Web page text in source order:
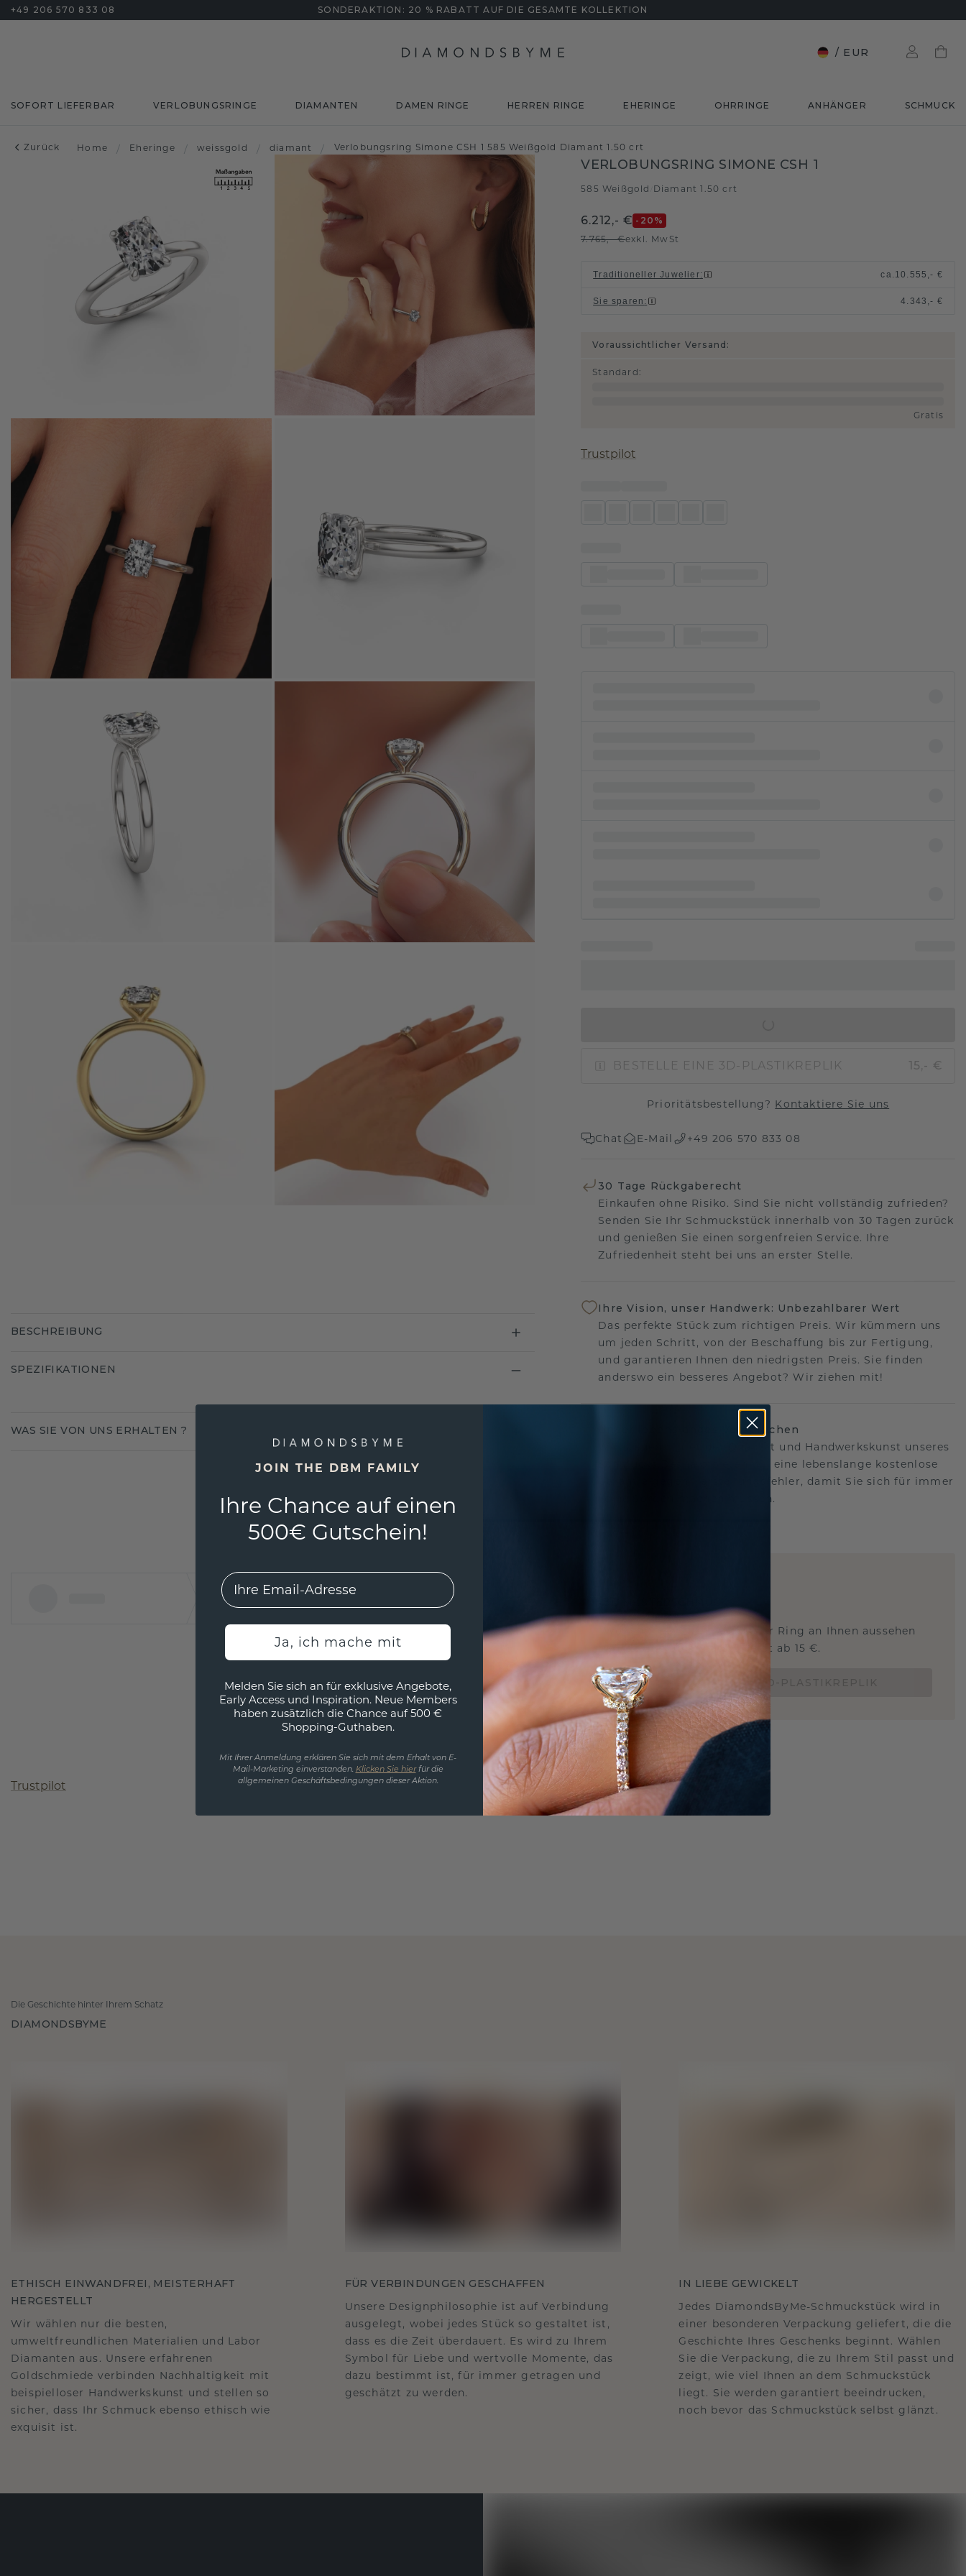
+49 206 570 833 08 SONDERAKTION: 20 % RABATT AUF DIE GESAMTE KOLLEKTION
/ EUR
SOFORT LIEFERBAR VERLOBUNGSRINGE DIAMANTEN DAMEN RINGE HERREN RINGE EHERINGE OHRRINGE ANHÄNGER SCHMUCK
Zurück Home / Eheringe / weissgold / diamant / Verlobungsring Simone CSH 1 585 Weißgold Diamant 1.50 crt
VERLOBUNGSRING SIMONE CSH 1
585 Weißgold Diamant 1.50 crt
6.212,- € -20 %
7.765,- €exkl. MwSt
Traditioneller Juwelier: ca. 10.555,- €
Sie sparen : 4.343,- €
Voraussichtlicher Versand:
Standard :
Gratis
Trustpilot
BESTELLE EINE 3D-PLASTIKREPLIK 15,- €
Prioritätsbestellung? Kontaktiere Sie uns
Chat E-Mail +49 206 570 833 08
30 Tage Rückgaberecht
Einkaufen ohne Risiko. Sind Sie nicht vollständig zufrieden?
Senden Sie Ihr Schmuckstück innerhalb von 30 Tagen zurück
und genießen Sie einen sorgenfreien Service. Ihre
Zufriedenheit steht bei uns an erster Stelle.
Ihre Vision, unser Handwerk: Unbezahlbarer Wert
Das perfekte Stück zum richtigen Preis. Wir kümmern uns
um jeden Schritt, von der Beschaffung bis zur Fertigung,
und garantieren Ihnen den niedrigsten Preis. Sie finden
anderswo ein besseres Angebot? Wir ziehen mit!
Unser lebenslanges Versprechen
Wir stehen hinter der Qualität und Handwerkskunst unseres
Schmucks.Deshalb bieten wir eine lebenslange kostenlose
Garantie gegen Herstellungsfehler, damit Sie sich für immer
keine Sorgen machen müssen.
Wollen Sie wissen, wie dieser Ring an Ihnen aussehen
würde und ob er passt? Jetzt ab 15 €.
BESCHREIBUNG
SPEZIFIKATIONEN
WAS SIE VON UNS ERHALTEN ?
Trustpilot
Die Geschichte hinter Ihrem Schatz
DIAMONDSBYME
ETHISCH EINWANDFREI, MEISTERHAFT
HERGESTELLT
Wir wählen nur die besten,
umweltfreundlichen Materialien und Labor
Diamanten aus. Unsere erfahrenen
Goldschmiede verbinden Nachhaltigkeit mit
beispielloser Handwerkskunst und stellen so
sicher, dass Ihr Schmuck ebenso ethisch wie
exquisit ist.
FÜR VERBINDUNGEN GESCHAFFEN
Unsere Designphilosophie ist auf Verbindung
ausgelegt, wobei jedes Stück so gestaltet ist,
dass es die Zeit überdauert. Es wird zu Ihrem
Symbol für Liebe und wertvolle Momente, das
dazu bestimmt ist, für immer getragen und
geschätzt zu werden.
IN LIEBE GEWICKELT
Jedes DiamondsByMe-Schmuckstück wird in
einer besonderen Verpackung geliefert, die die
Geschichte Ihres Geschenks beginnt. Wählen
Sie die Verpackung, die zu Ihrem Stil passt und
zeigt, wie viel Ihnen an dem Schmuckstück
liegt. Sie werden garantiert beeindrucken,
noch bevor das Schmuckstück selbst glänzt.
JOIN THE DBM FAMILY
Ihre Chance auf einen
500€ Gutschein!
EMail
Ja, ich mache mit
Melden Sie sich an für exklusive Angebote,
Early Access und Inspiration. Neue Members
haben zusätzlich die Chance auf 500 €
Shopping-Guthaben.
Mit Ihrer Anmeldung erklären Sie sich mit dem Erhalt von E-
Mail-Marketing einverstanden. Klicken Sie hierfür die
allgemeinen Geschäftsbedingungen dieser Aktion.